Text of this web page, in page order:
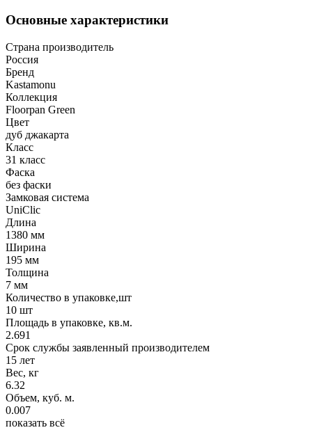
Основные характеристики
Страна производитель
Россия
Бренд
Kastamonu
Коллекция
Floorpan Green
Цвет
дуб джакарта
Класс
31 класс
Фаска
без фаски
Замковая система
UniClic
Длина
1380 мм
Ширина
195 мм
Толщина
7 мм
Количество в упаковке,шт
10 шт
Площадь в упаковке, кв.м.
2.691
Срок службы заявленный производителем
15 лет
Вес, кг
6.32
Объем, куб. м.
0.007
показать всё